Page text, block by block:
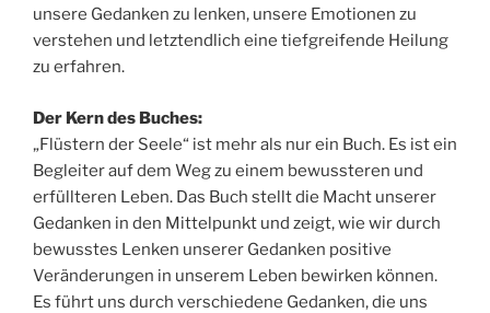
unsere Gedanken zu lenken, unsere Emotionen zu
verstehen und letztendlich eine tiefgreifende Heilung
zu erfahren.
Der Kern des Buches:
„Flüstern der Seele“ ist mehr als nur ein Buch. Es ist ein
Begleiter auf dem Weg zu einem bewussteren und
erfüllteren Leben. Das Buch stellt die Macht unserer
Gedanken in den Mittelpunkt und zeigt, wie wir durch
bewusstes Lenken unserer Gedanken positive
Veränderungen in unserem Leben bewirken können.
Es führt uns durch verschiedene Gedanken, die uns